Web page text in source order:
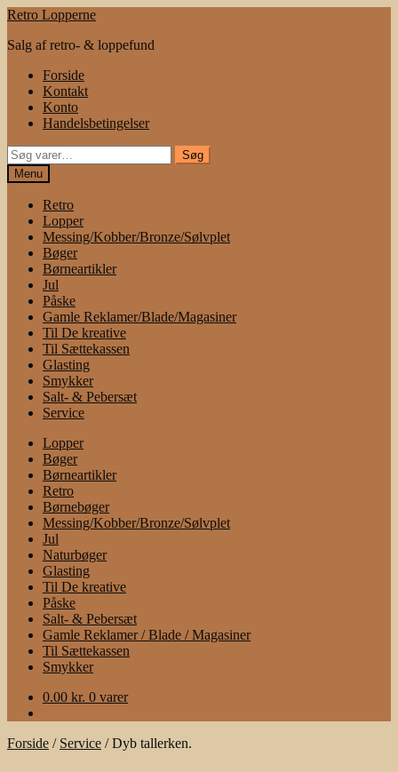
Spring
navigation
Spring
indhold
Retro Lopperne
Salg af retro- & loppefund
Forside
Kontakt
Konto
Handelsbetingelser
Søg
efter:
Søg
Menu
Retro
Lopper
Messing/Kobber/Bronze/Sølvplet
Bøger
Børneartikler
Jul
Påske
Gamle Reklamer/Blade/Magasiner
Til De kreative
Til Sættekassen
Glasting
Smykker
Salt- & Pebersæt
Service
Lopper
Bøger
Børneartikler
Retro
Børnebøger
Messing/Kobber/Bronze/Sølvplet
Jul
Naturbøger
Glasting
Til De kreative
Påske
Salt- & Pebersæt
Gamle Reklamer / Blade / Magasiner
Til Sættekassen
Smykker
0.00 kr. 0 varer
Forside / Service /Dyb tallerken.